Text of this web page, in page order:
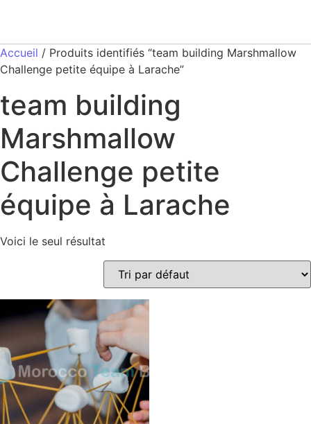
Accueil / Produits identifiés “team building Marshmallow
Challenge petite équipe à Larache”
team building
Marshmallow
Challenge petite
équipe à Larache
Voici le seul résultat